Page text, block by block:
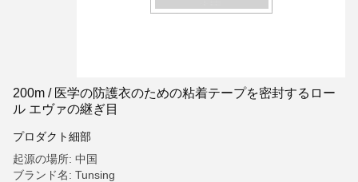
200m / 医学の防護衣のための粘着テープを密封するロー
ル エヴァの継ぎ目
プロダクト細部
起源の場所: 中国
ブランド名: Tunsing